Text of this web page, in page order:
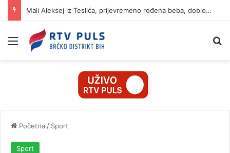
Mali Aleksej iz Teslića, prijevremeno rođena beba, dobio životnu bitku na UKC-u Srpske
Izbornik
Početna / Sport
Sport